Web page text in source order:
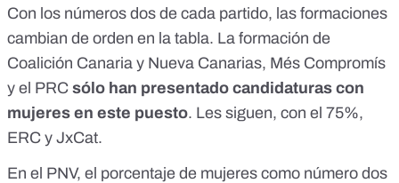
Con los números dos de cada partido, las formaciones
cambian de orden en la tabla. La formación de
Coalición Canaria y Nueva Canarias, Més Compromís
y el PRC sólo han presentado candidaturas con
mujeres en este puesto. Les siguen, con el 75%,
ERC y JxCat.
En el PNV, el porcentaje de mujeres como número dos